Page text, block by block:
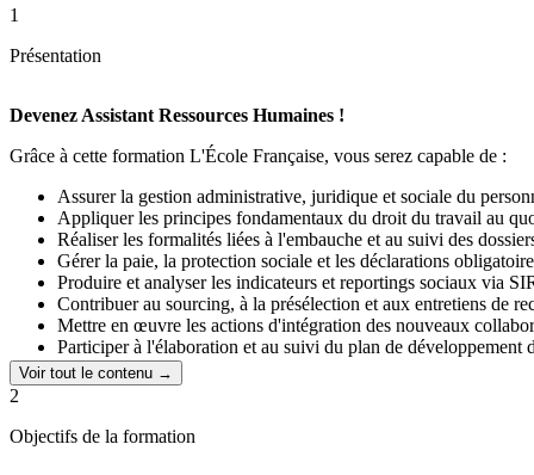
1
Présentation
Devenez Assistant Ressources Humaines !
Grâce à cette formation L'École Française, vous serez capable de :
Assurer la gestion administrative, juridique et sociale du
Appliquer les principes fondamentaux du droit du travail au
Réaliser les formalités liées à l'embauche et au suivi des
Gérer la paie, la protection sociale et les déclarations
Produire et analyser les indicateurs et reportings sociaux via
Contribuer au sourcing, à la présélection et aux entretiens de
Mettre en œuvre les actions d'intégration des nouveaux
Participer à l'élaboration et au suivi du plan de développement
Maîtriser l'IA appliquée aux métiers des RH et de la paie
Cette formation L'École Française vous prépare au
structures : PME, grandes entreprises, cabinets de conseil RH ou
talents.
Voir tout le contenu →
2
Objectifs de la formation